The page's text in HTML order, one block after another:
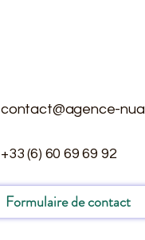
contact@agence-
+33 (6) 60 69 69 92
Formulaire de contact